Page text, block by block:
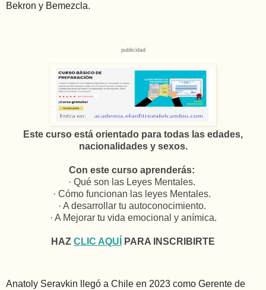
Bekron y Bemezcla.
publicidad
Este curso está orientado para todas las edades,
nacionalidades y sexos.
Con este curso aprenderás:
· Qué son las Leyes Mentales.
· Cómo funcionan las leyes Mentales.
· A desarrollar tu autoconocimiento.
· A Mejorar tu vida emocional y anímica.
HAZ CLIC AQUÍ PARA INSCRIBIRTE
Anatoly Seravkin llegó a Chile en 2023 como Gerente de